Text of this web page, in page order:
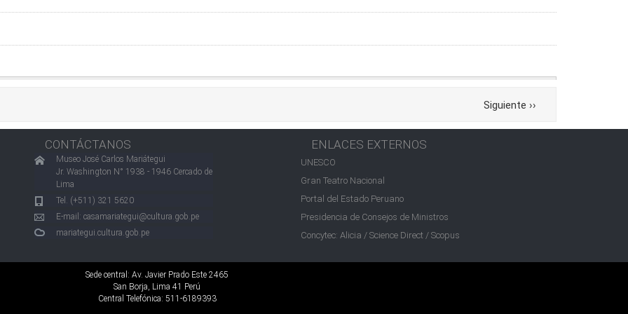
Siguiente ››
CONTÁCTANOS
Museo José Carlos Mariátegui
Jr. Washington N° 1938 - 1946 Cercado de
Lima
Tel. (+511) 321 5620
E-mail: casamariategui@cultura.gob.pe
mariategui.cultura.gob.pe
ENLACES EXTERNOS
UNESCO
Gran Teatro Nacional
Portal del Estado Peruano
Presidencia de Consejos de Ministros
Concytec: Alicia / Science Direct / Scopus
Sede central: Av. Javier Prado Este 2465
San Borja, Lima 41 Perú
Central Telefónica: 511-6189393